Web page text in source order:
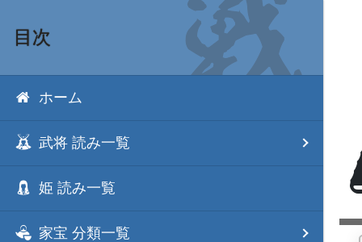
目次
ホーム
武将 読み一覧
姫 読み一覧
家宝 分類一覧